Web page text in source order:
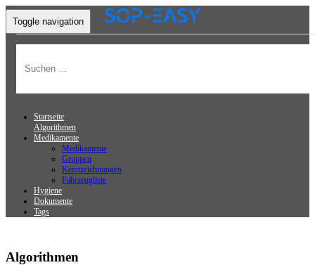
Toggle navigation
Startseite
Algorithmen
Medikamente
Medikamente
Gruppen
Kennzeichnungen
Fahrzeugliste
Hygiene
Dokumente
Tags
Algorithmen